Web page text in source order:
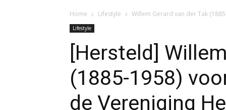
Home Lifestyle Willem Gerard van der Tak
Lifestyle
[Hersteld]
(1885-1958)
de Vereniging